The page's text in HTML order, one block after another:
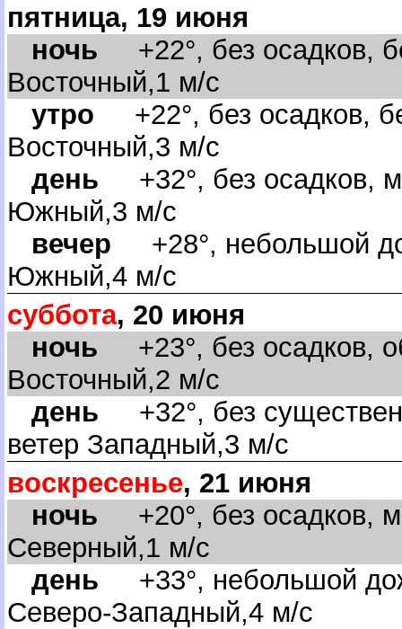
пятница, 19 июня
ночь +22°, без осадков,
осточный,1 м/с
утро +22°, без осадков,
осточный,3 м/с
день +32°, без осадков,
Южный,3 м/с
ечер +28°, небольшой
Южный,4 м/с
суббота, 20 июня
ночь +23°, без осадков,
осточный,2 м/с
день +32°, без
етер Западный,3 м/с
оскресенье, 21 июня
ночь +20°, без осадков,
Северный,1 м/с
день +33°, небольшой
Северо-Западный,4 м/с